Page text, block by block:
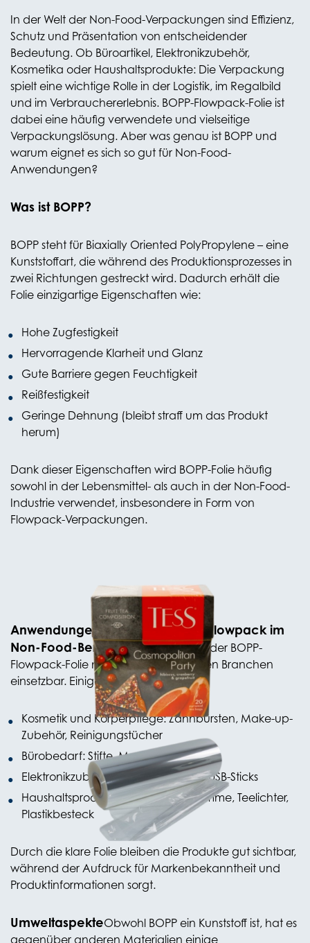
In der Welt der Non-Food-Verpackungen sind Effizienz,
Schutz und Präsentation von entscheidender
Bedeutung. Ob Büroartikel, Elektronikzubehör,
Kosmetika oder Haushaltsprodukte: Die Verpackung
spielt eine wichtige Rolle in der Logistik, im Regalbild
und im Verbrauchererlebnis. BOPP-Flowpack-Folie ist
dabei eine häufig verwendete und vielseitige
Verpackungslösung. Aber was genau ist BOPP und
warum eignet es sich so gut für Non-Food-
Anwendungen?
Was ist BOPP?
BOPP steht für Biaxially Oriented PolyPropylene – eine
Kunststoffart, die während des Produktionsprozesses in
zwei Richtungen gestreckt wird. Dadurch erhält die
Folie einzigartige Eigenschaften wie:
Hohe Zugfestigkeit
Hervorragende Klarheit und Glanz
Gute Barriere gegen Feuchtigkeit
Reißfestigkeit
Geringe Dehnung (bleibt straff um das Produkt
herum)
Dank dieser Eigenschaften wird BOPP-Folie häufig
sowohl in der Lebensmittel- als auch in der Non-Food-
Industrie verwendet, insbesondere in Form von
Flowpack-Verpackungen.
Anwendungen von Perfon BOPP Flowpack im
Non-Food-BereichDie Vielseitigkeit der BOPP-
Flowpack-Folie macht sie in zahlreichen Branchen
einsetzbar. Einige Beispiele:
Kosmetik und Körperpflege: Zahnbürsten, Make-up-
Zubehör, Reinigungstücher
Bürobedarf: Stifte, Marker, Hefter
Elektronikzubehör: Kabel, Batterien, USB-Sticks
Haushaltsprodukte: Scheuerschwämme, Teelichter,
Plastikbesteck
Durch die klare Folie bleiben die Produkte gut sichtbar,
während der Aufdruck für Markenbekanntheit und
Produktinformationen sorgt.
UmweltaspekteObwohl BOPP ein Kunststoff ist, hat es
gegenüber anderen Materialien einige